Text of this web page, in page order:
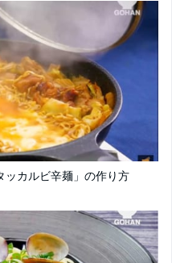
ッカルビ辛麺」の作り方